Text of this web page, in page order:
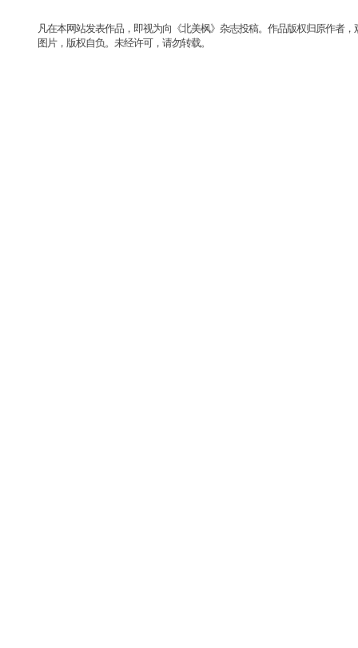
凡在本网站发表作品，即视为向《北美枫》杂志投稿。作品版权归原作者
图片，版权自负。未经许可，请勿转载。